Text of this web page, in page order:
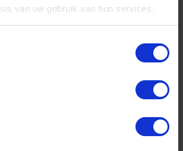
van uw gebruik van hun services.
Muurplaatanker + plaat
voorraad